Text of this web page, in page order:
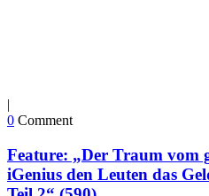
|
0 Comment
Feature: „Der Traum vom
iGenius den Leuten das